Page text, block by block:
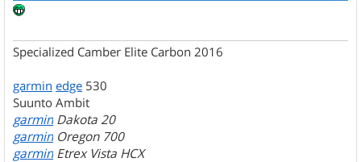
Specialized Camber Elite Carbon 2016
garmin edge 530
Suunto Ambit
garmin Dakota 20
garmin Oregon 700
garmin Etrex Vista HCX